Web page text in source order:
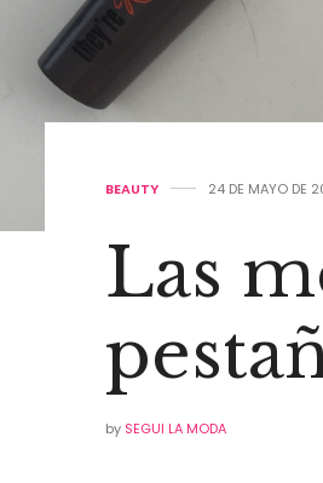
BEAUTY 24 DE MAYO DE
Las
by SEGUI LA MODA